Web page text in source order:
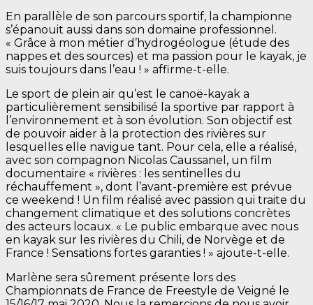
En parallèle de son parcours sportif, la championne
s’épanouit aussi dans son domaine professionnel.
« Grâce à mon métier d’hydrogéologue (étude des
nappes et des sources) et ma passion pour le kayak, je
suis toujours dans l’eau ! » affirme-t-elle.
Le sport de plein air qu’est le canoë-kayak a
particulièrement sensibilisé la sportive par rapport à
l’environnement et à son évolution. Son objectif est
de pouvoir aider à la protection des rivières sur
lesquelles elle navigue tant. Pour cela, elle a réalisé,
avec son compagnon Nicolas Caussanel, un film
documentaire « rivières : les sentinelles du
réchauffement », dont l’avant-première est prévue
ce weekend ! Un film réalisé avec passion qui traite du
changement climatique et des solutions concrètes
des acteurs locaux. « Le public embarque avec nous
en kayak sur les rivières du Chili, de Norvège et de
France ! Sensations fortes garanties ! » ajoute-t-elle.
Marlène sera sûrement présente lors des
Championnats de France de Freestyle de Veigné le